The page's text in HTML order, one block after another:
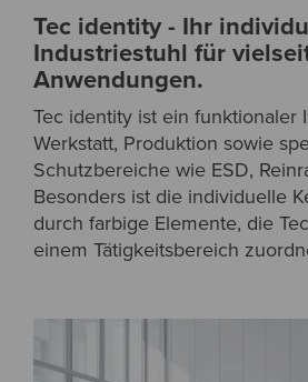
Tec identity - Ihr
Industriestuhl für
Anwendungen.
Tec identity ist ein funktionaler
Werkstatt, Produktion sowie
Schutzbereiche wie ESD,
Besonders ist die individuelle
durch farbige Elemente, die
einem Tätigkeitsbereich